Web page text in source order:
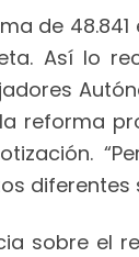
de
Así lo
reforma
diferentes
sobre el